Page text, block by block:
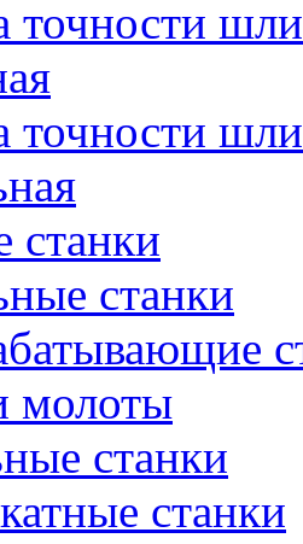
точности
точности
станки
станки
молоты
станки
станки